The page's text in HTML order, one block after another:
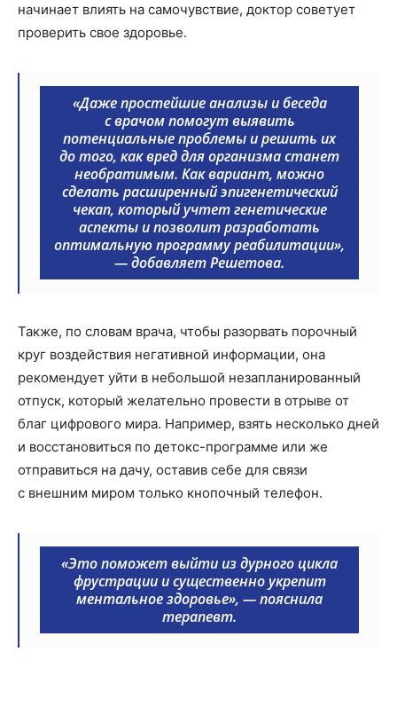
начинает влиять на самочувствие, доктор советует
проверить свое здоровье.
«Даже простейшие анализы и беседа
с врачом помогут выявить
потенциальные проблемы и решить их
до того, как вред для организма станет
необратимым. Как вариант, можно
сделать расширенный эпигенетический
чекап, который учтет генетические
аспекты и позволит разработать
оптимальную программу реабилитации»,
— добавляет Решетова.
Также, по словам врача, чтобы разорвать порочный
круг воздействия негативной информации, она
рекомендует уйти в небольшой незапланированный
отпуск, который желательно провести в отрыве от
благ цифрового мира. Например, взять несколько дней
и восстановиться по детокс-программе или же
отправиться на дачу, оставив себе для связи
с внешним миром только кнопочный телефон.
«Это поможет выйти из дурного цикла
фрустрации и существенно укрепит
ментальное здоровье», — пояснила
терапевт.